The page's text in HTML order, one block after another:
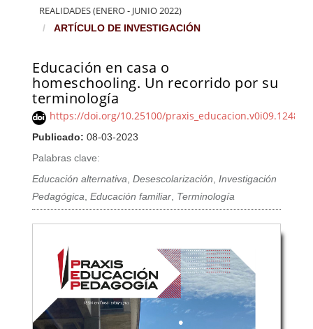
REALIDADES (ENERO - JUNIO 2022)
ARTÍCULO DE INVESTIGACIÓN
Educación en casa o
homeschooling. Un recorrido por su
terminología
https://doi.org/10.25100/praxis_educacion.v0i09.12487
Publicado: 08-03-2023
Palabras clave:
Educación alternativa,Desescolarización,Investigación
Pedagógica,Educación familiar, Terminología
Barra lateral del artículo